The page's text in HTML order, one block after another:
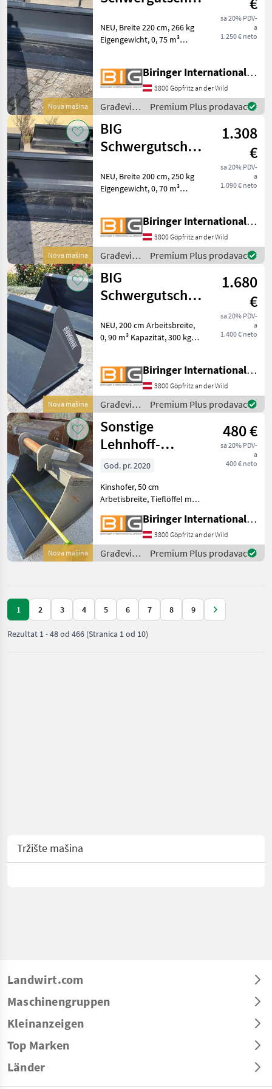
Nova mašina
Q fit Aufna
sa 20% PDV-
a
1.250 € neto
NEU, Breite 220 cm, 266 kg
Eigengewicht, 0, 75 m³
strojevi Lopate i kante
Biringer International GmbH
3800 Göpfritz an der Wild
Građevinski
strojevi /
BIG
Premium Plus prodavac
Nova mašina
BIG
Schwergutschaufel
Agri Farm
1.308
€
sa 20% PDV-
a
1.090 € neto
NEU, Breite 200 cm, 250 kg
Eigengewicht, 0, 70 m³
Građevinski strojevi Lopate
i kante
Biringer International GmbH
3800 Göpfritz an der Wild
Građevinski
strojevi /
BIG
Premium Plus prodavac
Nova mašina
BIG
Schwergutschaufel
zu Hauer Aufnah
1.680
€
sa 20% PDV-
a
1.400 € neto
NEU, 200 cm Arbeitsbreite,
0, 90 m³ Kapazität, 300 kg
Seitenwand, verstärkte
Schneidkante, verstärkte
Rückwand, konische
Biringer International GmbH
3800 Göpfritz an der Wild
Građevinski
strojevi /
BIG
Premium Plus prodavac
Nova mašina
Sonstige
Lehnhoff-
Kinshofer 50 cm
Tieflöffel mit
Lehnhof
480 €
sa 20% PDV-
a
400 € neto
God. pr. 2020
Kinshofer, 50 cm
Arbetisbreite, Tieflöffel mit
Građevinski strojevi Lopate
i kante
Biringer International GmbH
3800 Göpfritz an der Wild
Građevinski
strojevi /
Premium Plus prodavac
1 2 3 4 5 6 7 8 9
Rezultat 1-48od 466 (Stranica 1 od 10)
Tržište mašina
Landwirt.com
Maschinengruppen
Kleinanzeigen
Top Marken
Länder